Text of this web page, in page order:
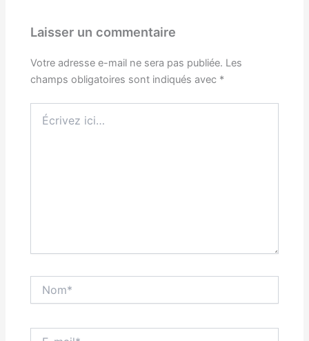
Laisser un commentaire
Votre adresse e-mail ne sera pas publiée. Les
champs obligatoires sont indiqués avec *
ici…